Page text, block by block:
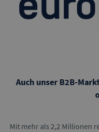
Auch unser B2B-
Mit mehr als 2,2 Millionen